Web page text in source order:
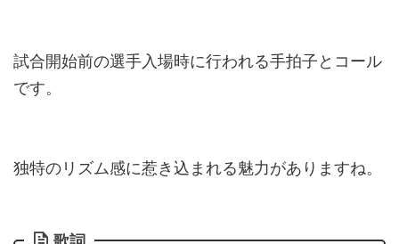
試合開始前の選手入場時に行われる手拍子とコール
です。
独特のリズム感に惹き込まれる魅力がありますね。